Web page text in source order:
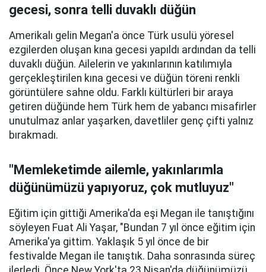
gecesi, sonra telli duvaklı düğün
Amerikalı gelin Megan'a önce Türk usulü yöresel
ezgilerden oluşan kına gecesi yapıldı ardından da telli
duvaklı düğün. Ailelerin ve yakınlarının katılımıyla
gerçekleştirilen kına gecesi ve düğün töreni renkli
görüntülere sahne oldu. Farklı kültürleri bir araya
getiren düğünde hem Türk hem de yabancı misafirler
unutulmaz anlar yaşarken, davetliler genç çifti yalnız
bırakmadı.
"Memleketimde ailemle, yakınlarımla
düğünümüzü yapıyoruz, çok mutluyuz"
Eğitim için gittiği Amerika'da eşi Megan ile tanıştığını
söyleyen Fuat Ali Yaşar, "Bundan 7 yıl önce eğitim için
Amerika'ya gittim. Yaklaşık 5 yıl önce de bir
festivalde Megan ile tanıştık. Daha sonrasında süreç